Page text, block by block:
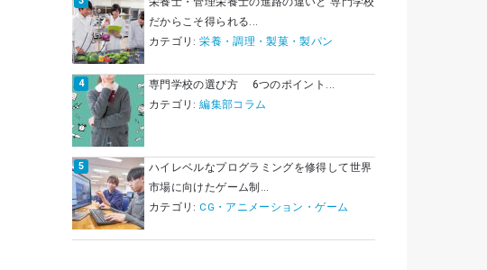
だからこそ得られる...
カテゴリ:栄養・調理・製菓・製パン
専門学校の選び方 6つのポイント...
カテゴリ:編集部コラム
ハイレベルなプログラミングを修得して世界
市場に向けたゲーム制...
カテゴリ: CG・アニメーション・ゲーム